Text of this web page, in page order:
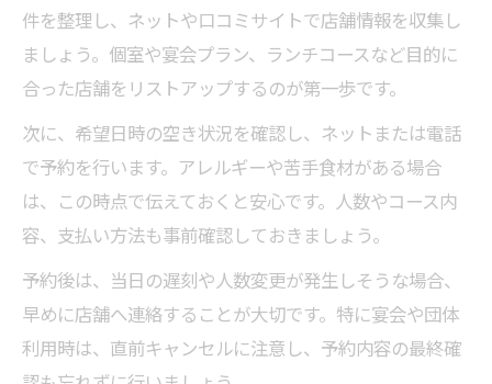
件を整理し、ネットや口コミサイトで店舗情報を収集し
ましょう。個室や宴会プラン、ランチコースなど目的に
合った店舗をリストアップするのが第一歩です。
次に、希望日時の空き状況を確認し、ネットまたは電話
で予約を行います。アレルギーや苦手食材がある場合
は、この時点で伝えておくと安心です。人数やコース内
容、支払い方法も事前確認しておきましょう。
予約後は、当日の遅刻や人数変更が発生しそうな場合、
早めに店舗へ連絡することが大切です。特に宴会や団体
利用時は、直前キャンセルに注意し、予約内容の最終確